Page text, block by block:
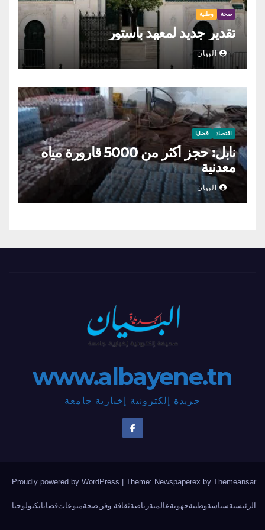
صحة وطنية
تقدير جديد لمعهد باستور
البيان
اقتصاد قضايا
نابل: حجز أكثر من 5000 قارورة مياه
معدنية
البيان
www.albayene.tn
جريدة إلكترونية إخبارية جامعة
Proudly powered by WordPress Theme: Newspaperex by Themeansar
الرئيسيةسياسةوطنيةجهويةعالميةرياضةثقافة وفنصحةمنوعاتقضاياتكنولوجيا